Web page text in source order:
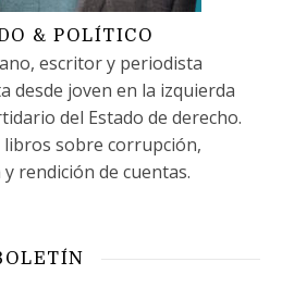
& POLÍTICO
escritor y periodista
desde joven en la izquierda
del Estado de derecho.
sobre corrupción,
rendición de cuentas.